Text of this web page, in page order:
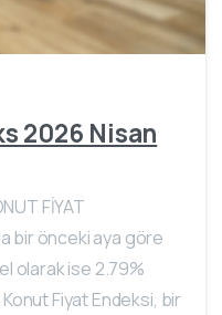
2026 Nisan
FİYAT
bir önceki aya göre
olarak ise 2.79%
Konut Fiyat Endeksi, bir